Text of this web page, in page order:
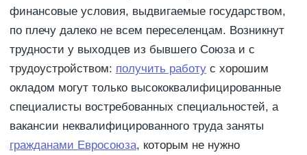
финансовые условия, выдвигаемые государством,
по плечу далеко не всем переселенцам. Возникнут
трудности у выходцев из бывшего Союза и с
трудоустройством: получить работу с хорошим
окладом могут только высококвалифицированные
специалисты востребованных специальностей, а
вакансии неквалифицированного труда заняты
гражданами Евросоюза, которым не нужно